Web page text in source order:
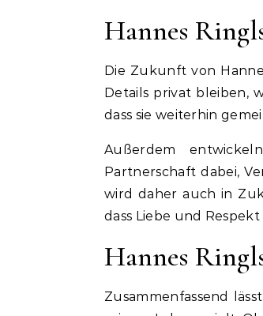
Hannes
Die Zukunft von
Details privat bleiben,
dass sie weiterhin
Außerdem
Partnerschaft dabei,
wird daher auch in
dass Liebe und
Hannes
Zusammenfassend